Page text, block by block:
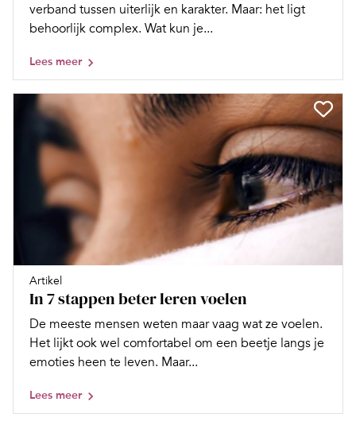
verband tussen uiterlijk en karakter. Maar: het ligt
behoorlijk complex. Wat kun je...
Lees meer
Artikel
In 7 stappen beter leren voelen
De meeste mensen weten maar vaag wat ze voelen.
Het lijkt ook wel comfortabel om een beetje langs je
emoties heen te leven. Maar...
Lees meer